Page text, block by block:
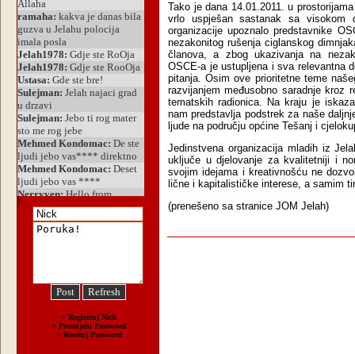
Tako je dana 14.01.2011. u
vrlo uspješan sastanak sa visokom
organizacije upoznalo predstavnike
nezakonitog rušenja ciglanskog
članova, a zbog ukazivanja na
OSCE-a je ustupljena i sva relevantna
pitanja. Osim ove prioritetne teme
razvijanjem međusobno saradnje kroz
tematskih radionica. Na kraju je
nam predstavlja podstrek za naše
ljude na području općine Tešanj i
Jedinstvena organizacija mladih iz
uključe u djelovanje za kvalitetniji i
svojim idejama i kreativnošću ne
lične i kapitalističke interese, a samim
(prenešeno sa stranice JOM Jelah)